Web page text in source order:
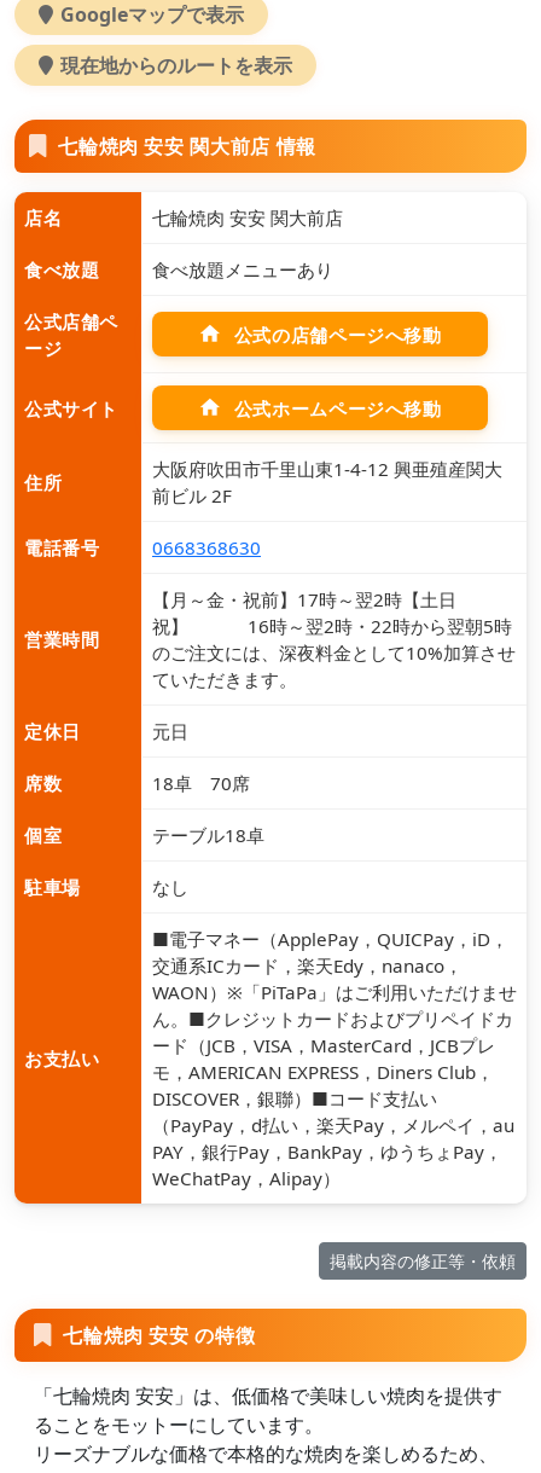
Googleマップで表示
現在地からのルートを表示
七輪焼肉 安安 関大前店 情報
店名 七輪焼肉 安安 関大前店
食べ放題 食べ放題メニューあり
公式店舗ペ
ージ
home 公式の店舗ページへ移動
公式サイト home 公式ホームページへ移動
住所
大阪府吹田市千里山東1-4-12 興亜殖産関大
前ビル 2F
電話番号 0668368630
営業時間
【月～金・祝前】17時～翌2時【土日
祝】 16時～翌2時・22時から翌朝5時
のご注文には、深夜料金として10%加算させ
ていただきます。
定休日 元日
席数 18卓 70席
個室 テーブル18卓
駐車場 なし
お支払い
■電子マネー（ApplePay，QUICPay，iD，
交通系ICカード，楽天Edy，nanaco，
WAON）※「PiTaPa」はご利用いただけませ
ん。■クレジットカードおよびプリペイドカ
ード（JCB，VISA，MasterCard，JCBプレ
モ，AMERICAN EXPRESS，Diners Club，
DISCOVER，銀聯）■コード支払い
（PayPay，d払い，楽天Pay，メルペイ，au
PAY，銀行Pay，BankPay，ゆうちょPay，
WeChatPay，Alipay）
掲載内容の修正等・依頼
七輪焼肉 安安 の特徴
「七輪焼肉 安安」は、低価格で美味しい焼肉を提供す
ることをモットーにしています。
リーズナブルな価格で本格的な焼肉を楽しめるため、